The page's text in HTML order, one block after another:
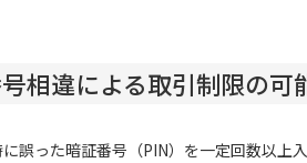
相違による取引制限の可
誤った暗証番号（PIN）を一定回数以上